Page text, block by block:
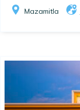
Mazamitla